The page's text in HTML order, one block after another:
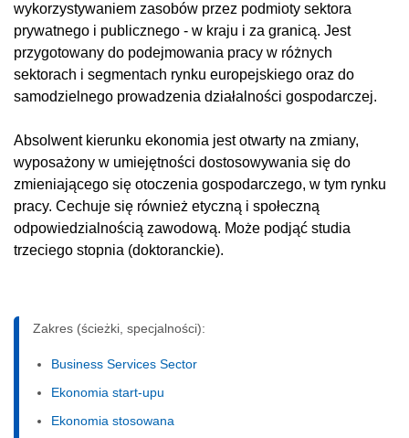
wykorzystywaniem zasobów przez podmioty sektora
prywatnego i publicznego - w kraju i za granicą. Jest
przygotowany do podejmowania pracy w różnych
sektorach i segmentach rynku europejskiego oraz do
samodzielnego prowadzenia działalności gospodarczej.
Absolwent kierunku ekonomia jest otwarty na zmiany,
wyposażony w umiejętności dostosowywania się do
zmieniającego się otoczenia gospodarczego, w tym rynku
pracy. Cechuje się również etyczną i społeczną
odpowiedzialnością zawodową. Może podjąć studia
trzeciego stopnia (doktoranckie).
Zakres (ścieżki, specjalności):
Business Services Sector
Ekonomia start-upu
Ekonomia stosowana